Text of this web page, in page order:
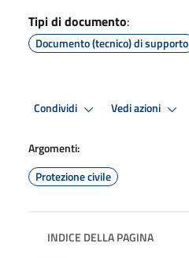
Tipi di documento:
Documento (tecnico) di supporto
Condividi Vedi azioni
Argomenti:
Protezione civile
INDICE DELLA PAGINA